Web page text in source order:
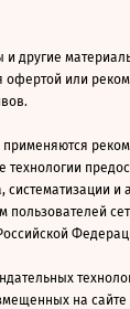
и другие
офертой или
и
пользователей
на